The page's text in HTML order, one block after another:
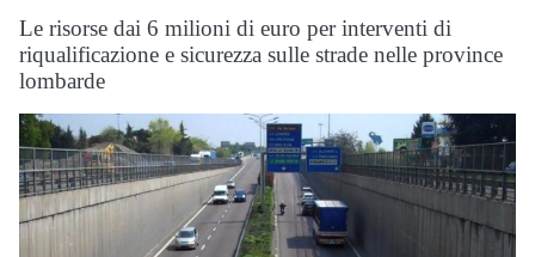
Le risorse dai 6 milioni di euro per interventi di
riqualificazione e sicurezza sulle strade nelle province
lombarde